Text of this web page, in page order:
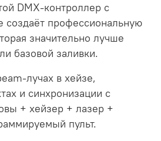
DMX-контроллер с
создаёт профессиональную
значительно лучше
базовой заливки.
лучах в хейзе,
и синхронизации с
+ хейзер + лазер +
пульт.